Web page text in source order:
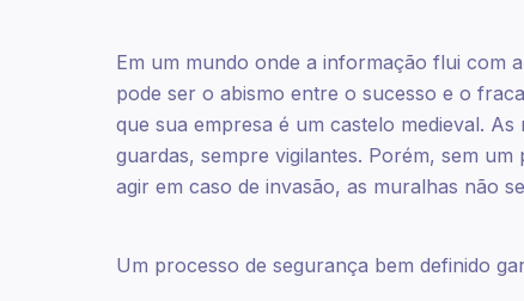
Em um mundo onde a informação flui com
pode ser o abismo entre o sucesso e o
que sua empresa é um castelo medieval.
guardas, sempre vigilantes. Porém, sem
agir em caso de invasão, as muralhas não
Um processo de segurança bem definido